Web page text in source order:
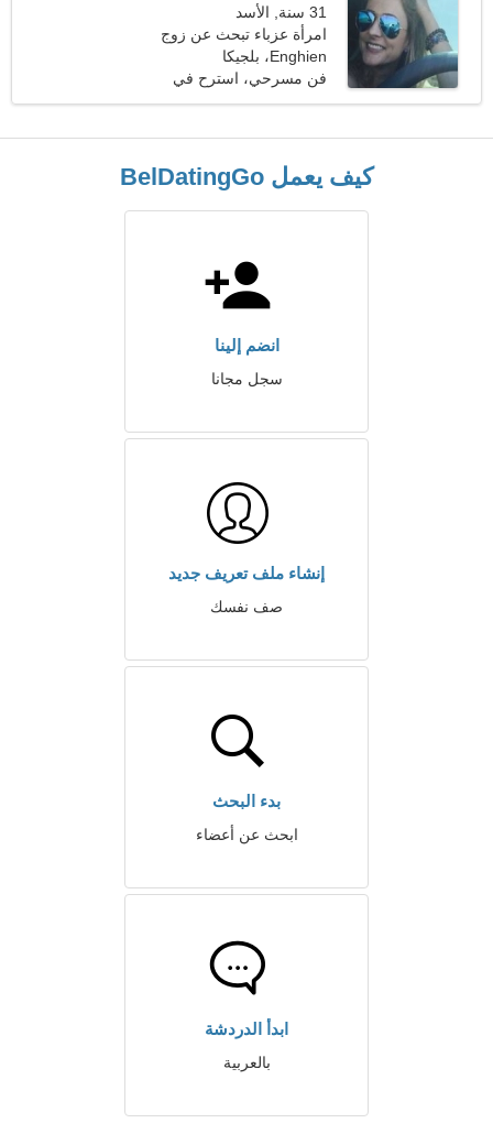
31 سنة, الأسد
امرأة عزباء تبحث عن زوج
35-43
Enghien، بلجيكا
فن مسرحي، استرح في
الطبيعة
كيف يعمل BelDatingGo
انضم إلينا
سجل مجانا
إنشاء ملف تعريف جديد
صف نفسك
بدء البحث
ابحث عن أعضاء
ابدأ الدردشة
بالعربية